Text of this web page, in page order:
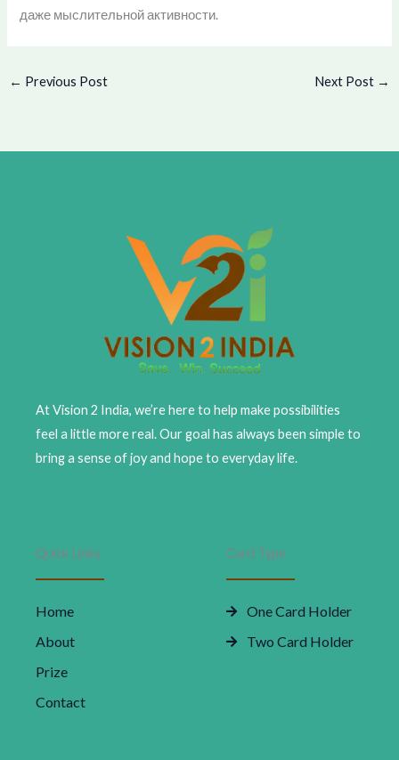
даже мыслительной активности.
← Previous Post Next Post →
At Vision 2 India, we’re here to help make possibilities
feel a little more real. Our goal has always been simple to
bring a sense of joy and hope to everyday life.
Quick Links
Home
About
Prize
Contact
Card Type
One Card Holder
Two Card Holder